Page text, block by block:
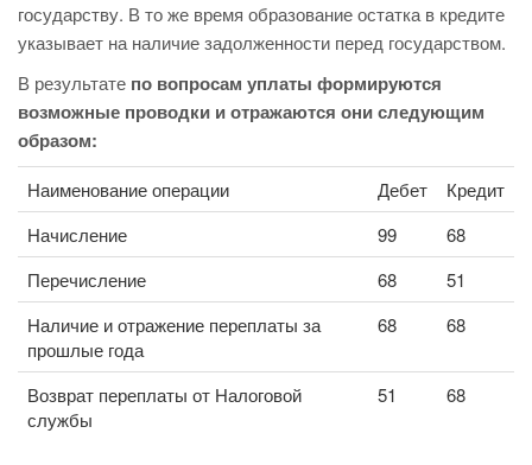
государству. В то же время образование остатка в кредите
указывает на наличие задолженности перед государством.
В результате по вопросам уплаты формируются
возможные проводки и отражаются они следующим
образом:
Наименование операции Дебет
Кредит
Начисление
99
68
Перечисление
68
51
Наличие и отражение переплаты за
прошлые года
68 68
Возврат переплаты от Налоговой
службы
51 68